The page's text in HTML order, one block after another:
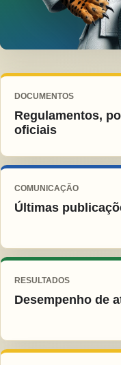
DOCUMENTOS
Regulamentos,
oficiais
COMUNICAÇÃO
Últimas
RESULTADOS
Desempenho de